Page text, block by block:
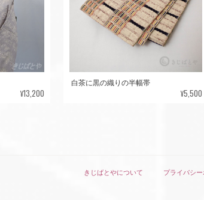
¥13,200
白茶に黒の織りの半幅帯
¥5,500
きじばとやについて プライバシ